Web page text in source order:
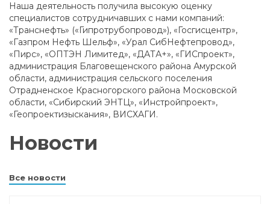
Наша деятельность получила высокую оценку
специалистов сотрудничавших с нами компаний:
«Транснефть» («Гипротрубопровод»), «Госгисцентр»,
«Газпром Нефть Шельф», «Урал СибНефтепровод»,
«Пирс», «ОПТЭН Лимитед», «ДАТА+», «ГИСпроект»,
администрация Благовещенского района Амурской
области, администрация сельского поселения
Отрадненское Красногорского района Московской
области, «Сибирский ЭНТЦ», «Инстройпроект»,
«Геопроектизыскания», ВИСХАГИ.
Новости
Все новости